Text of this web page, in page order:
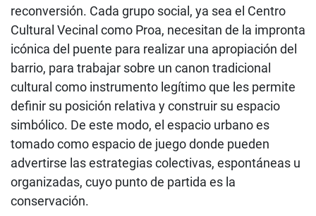
reconversión. Cada grupo social, ya sea el Centro
Cultural Vecinal como Proa, necesitan de la impronta
icónica del puente para realizar una apropiación del
barrio, para trabajar sobre un canon tradicional
cultural como instrumento legítimo que les permite
definir su posición relativa y construir su espacio
simbólico. De este modo, el espacio urbano es
tomado como espacio de juego donde pueden
advertirse las estrategias colectivas, espontáneas u
organizadas, cuyo punto de partida es la
conservación.